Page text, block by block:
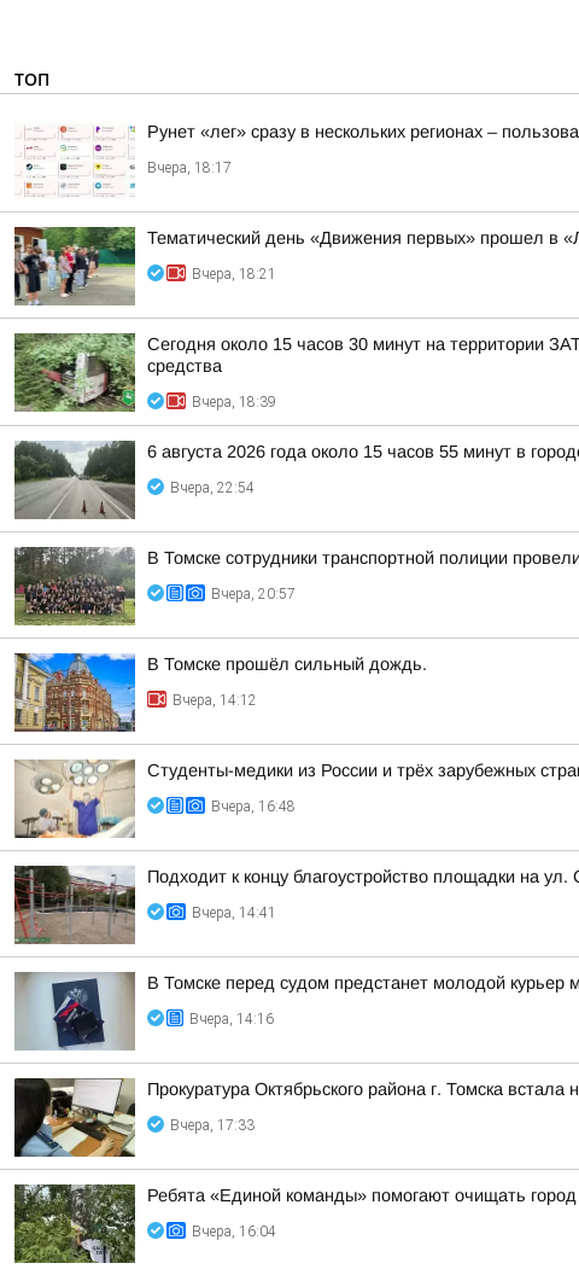
ТОП
Рунет «лег» сразу в нескольких регионах –
Вчера, 18:17
Тематический день «Движения первых» прошел в
Вчера, 18:21
Сегодня около 15 часов 30 минут на территории
средства
Вчера, 18:39
6 августа 2026 года около 15 часов 55 минут в
Вчера, 22:54
В Томске сотрудники транспортной полиции
Вчера, 20:57
В Томске прошёл сильный дождь.
Вчера, 14:12
Студенты-медики из России и трёх зарубежных
Вчера, 16:48
Подходит к концу благоустройство площадки на ул.
Вчера, 14:41
В Томске перед судом предстанет молодой курьер
Вчера, 14:16
Прокуратура Октябрьского района г. Томска
Вчера, 17:33
Ребята «Единой команды» помогают очищать город
Вчера, 16:04